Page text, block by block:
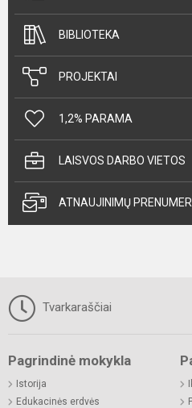
BIBLIOTEKA
PROJEKTAI
1,2% PARAMA
LAISVOS DARBO VIETOS
ATNAUJINIMŲ
Tvarkaraščiai
Pagrindinė mokykla
Istorija
Edukacinės erdvės